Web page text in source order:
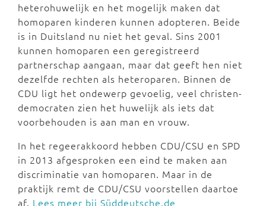
heterohuwelijk en het mogelijk maken dat
homoparen kinderen kunnen adopteren. Beide
is in Duitsland nu niet het geval. Sins 2001
kunnen homoparen een geregistreerd
partnerschap aangaan, maar dat geeft hen niet
dezelfde rechten als heteroparen. Binnen de
CDU ligt het ondewerp gevoelig, veel christen-
democraten zien het huwelijk als iets dat
voorbehouden is aan man en vrouw.
In het regeerakkoord hebben CDU/CSU en SPD
in 2013 afgesproken een eind te maken aan
discriminatie van homoparen. Maar in de
praktijk remt de CDU/CSU voorstellen daartoe
af. Lees meer bij Süddeutsche.de